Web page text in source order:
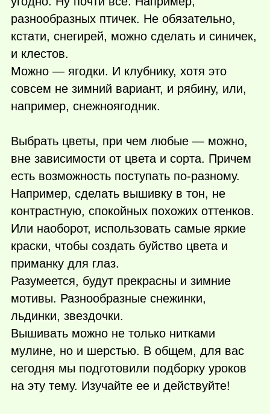
разнообразных птичек. Не обязательно,
кстати, снегирей, можно сделать и синичек,
и клестов.
Можно — ягодки. И клубнику, хотя это
совсем не зимний вариант, и рябину, или,
например, снежноягодник.
Выбрать цветы, при чем любые — можно,
вне зависимости от цвета и сорта. Причем
есть возможность поступать по-разному.
Например, сделать вышивку в тон, не
контрастную, спокойных похожих оттенков.
Или наоборот, использовать самые яркие
краски, чтобы создать буйство цвета и
приманку для глаз.
Разумеется, будут прекрасны и зимние
мотивы. Разнообразные снежинки,
льдинки, звездочки.
Вышивать можно не только нитками
мулине, но и шерстью. В общем, для вас
сегодня мы подготовили подборку уроков
на эту тему. Изучайте ее и действуйте!